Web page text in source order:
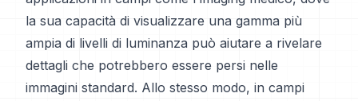
la sua capacità di visualizzare una gamma più
ampia di livelli di luminanza può aiutare a rivelare
dettagli che potrebbero essere persi nelle
immagini standard. Allo stesso modo, in campi